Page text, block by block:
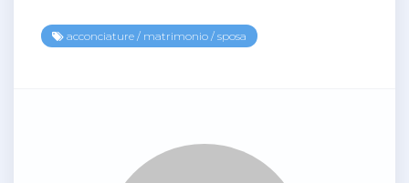
acconciature / matrimonio / sposa